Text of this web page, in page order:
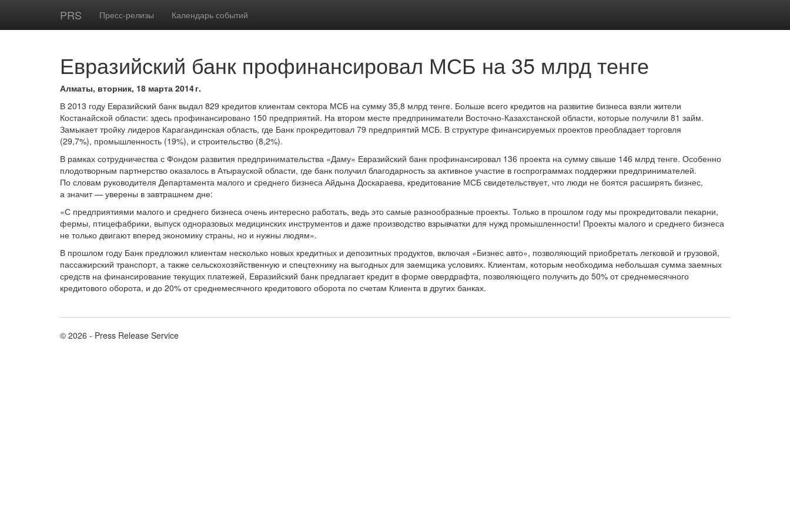
PRS Пресс-релизы Календарь событий
Евразийский банк профинансировал МСБ на 35 млрд тенге
Алматы, вторник, 18 марта 2014 г.
В 2013 году Евразийский банк выдал 829 кредитов клиентам сектора МСБ на сумму 35,8 млрд тенге. Больше всего кредитов на развитие бизнеса взяли жители
Костанайской области: здесь профинансировано 150 предприятий. На втором месте предприниматели Восточно-Казахстанской области, которые получили 81 займ.
Замыкает тройку лидеров Карагандинская область, где Банк прокредитовал 79 предприятий МСБ. В структуре финансируемых проектов преобладает торговля
(29,7%), промышленность (19%), и строительство (8,2%).
В рамках сотрудничества с Фондом развития предпринимательства «Даму» Евразийский банк профинансировал 136 проекта на сумму свыше 146 млрд тенге. Особенно
плодотворным партнерство оказалось в Атырауской области, где банк получил благодарность за активное участие в госпрограммах поддержки предпринимателей.
По словам руководителя Департамента малого и среднего бизнеса Айдына Доскараева, кредитование МСБ свидетельствует, что люди не боятся расширять бизнес,
а значит — уверены в завтрашнем дне:
«С предприятиями малого и среднего бизнеса очень интересно работать, ведь это самые разнообразные проекты. Только в прошлом году мы прокредитовали пекарни,
фермы, птицефабрики, выпуск одноразовых медицинских инструментов и даже производство взрывчатки для нужд промышленности! Проекты малого и среднего бизнеса
не только двигают вперед экономику страны, но и нужны людям».
В прошлом году Банк предложил клиентам несколько новых кредитных и депозитных продуктов, включая «Бизнес авто», позволяющий приобретать легковой и грузовой,
пассажирский транспорт, а также сельскохозяйственную и спецтехнику на выгодных для заемщика условиях. Клиентам, которым необходима небольшая сумма заемных
средств на финансирование текущих платежей, Евразийский банк предлагает кредит в форме овердрафта, позволяющего получить до 50% от среднемесячного
кредитового оборота, и до 20% от среднемесячного кредитового оборота по счетам Клиента в других банках.
© 2026 - Press Release Service